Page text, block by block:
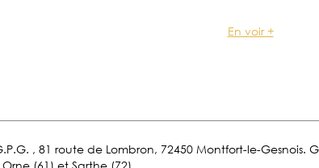
En voir +
, 81 route de Lombron, 72450 Montfort-le-Gesnois.